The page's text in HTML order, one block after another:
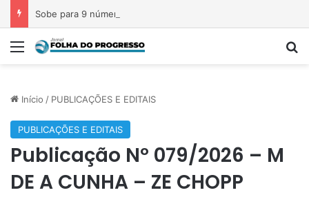
Menu
Início / PUBLICAÇÕES E EDITAIS
PUBLICAÇÕES E EDITAIS
Publicação Nº 079/2026 – M
DE A CUNHA – ZE CHOPP